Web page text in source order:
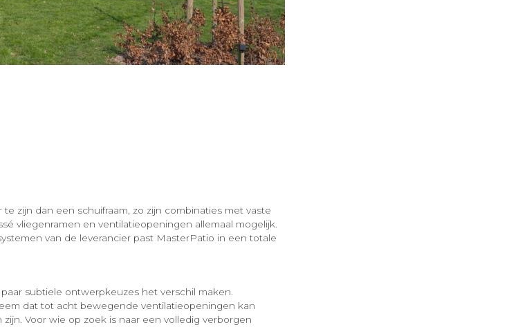
zijn dan een schuifraam, zo zijn combinaties met vaste
vliegenramen en ventilatieopeningen allemaal mogelijk.
van de leverancier past MasterPatio in een totale
subtiele ontwerpkeuzes het verschil maken.
dat tot acht bewegende ventilatieopeningen kan
Voor wie op zoek is naar een volledig verborgen